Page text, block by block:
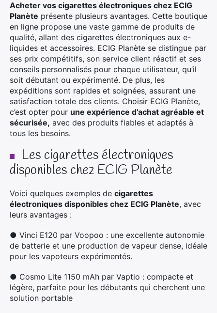
Acheter vos cigarettes électroniques chez ECIG
Planète présente plusieurs avantages. Cette boutique
en ligne propose une vaste gamme de produits de
qualité, allant des cigarettes électroniques aux e-
liquides et accessoires. ECIG Planète se distingue par
ses prix compétitifs, son service client réactif et ses
conseils personnalisés pour chaque utilisateur, qu’il
soit débutant ou expérimenté. De plus, les
expéditions sont rapides et soignées, assurant une
satisfaction totale des clients. Choisir ECIG Planète,
c’est opter pour une expérience d’achat agréable et
sécurisée, avec des produits fiables et adaptés à
tous les besoins.
Les cigarettes électroniques
disponibles chez ECIG Planète
Voici quelques exemples de cigarettes
électroniques disponibles chez ECIG Planète, avec
leurs avantages :
● Vinci E120 par Voopoo : une excellente autonomie
de batterie et une production de vapeur dense, idéale
pour les vapoteurs expérimentés.
● Cosmo Lite 1150 mAh par Vaptio : compacte et
légère, parfaite pour les débutants qui cherchent une
solution portable